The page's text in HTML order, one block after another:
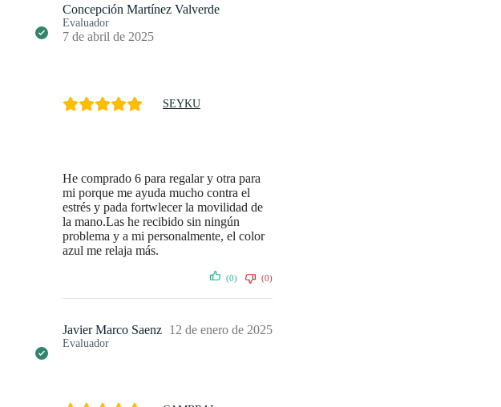
Concepción Martínez Valverde
Evaluador
7 de abril de 2025
SEYKU
He comprado 6 para regalar y otra para
mi porque me ayuda mucho contra el
estrés y pada fortwlecer la movilidad de
la mano.Las he recibido sin ningún
problema y a mi personalmente, el color
azul me relaja más.
(0) (0)
Javier Marco Saenz
Evaluador
12 de enero de 2025